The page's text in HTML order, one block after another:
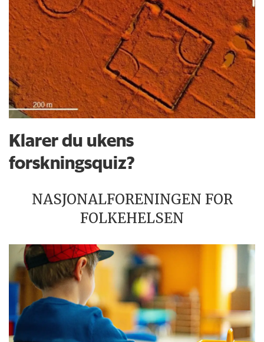
Klarer du ukens
forskningsquiz?
NASJONALFORENINGEN FOR
FOLKEHELSEN